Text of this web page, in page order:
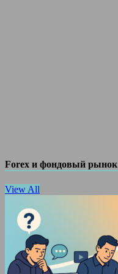
Forex и фондовый рынок
View All